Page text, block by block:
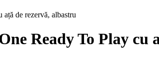
Ready To Play cu